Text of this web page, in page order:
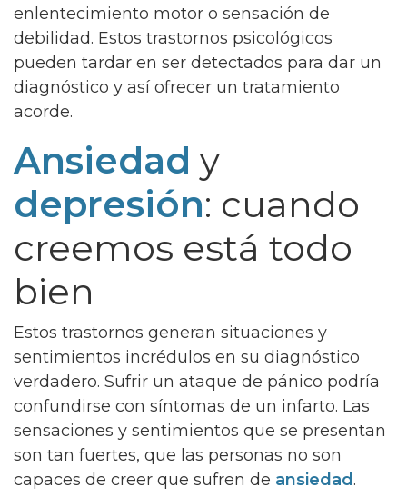
enlentecimiento motor o sensación de
debilidad. Estos trastornos psicológicos
pueden tardar en ser detectados para dar un
diagnóstico y así ofrecer un tratamiento
acorde.
Ansiedad y
depresión: cuando
creemos está todo
bien
Estos trastornos generan situaciones y
sentimientos incrédulos en su diagnóstico
verdadero. Sufrir un ataque de pánico podría
confundirse con síntomas de un infarto. Las
sensaciones y sentimientos que se presentan
son tan fuertes, que las personas no son
capaces de creer que sufren de ansiedad .